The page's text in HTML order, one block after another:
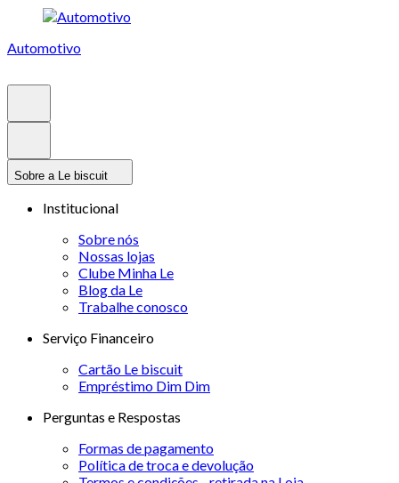
Automotivo
Sobre a Le biscuit
Institucional
Sobre nós
Nossas lojas
Clube Minha Le
Blog da Le
Trabalhe conosco
Serviço Financeiro
Cartão Le biscuit
Empréstimo Dim Dim
Perguntas e Respostas
Formas de pagamento
Política de troca e devolução